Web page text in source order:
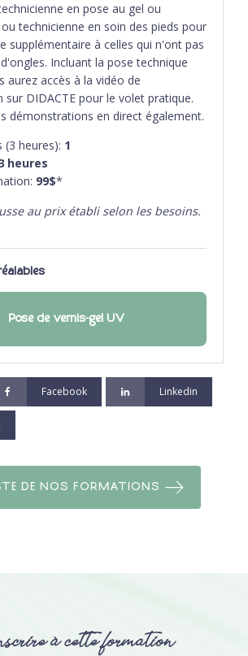
en pose au gel ou
technicienne en soin des pieds pour
supplémentaire à celles qui n'ont pas
Incluant la pose technique
aurez accès à la vidéo de
DIDACTE pour le volet pratique.
démonstrations en direct également.
(3 heures): 1
heures
99$*
au prix établi selon les besoins.
Pose de vernis-gel UV
Facebook Linkedin
DE NOS FORMATIONS
à cette formation